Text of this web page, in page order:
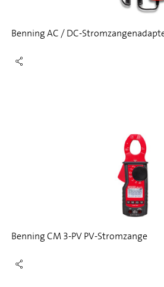
Benning AC / DC-
Benning CM 3-PV PV-Stromzange